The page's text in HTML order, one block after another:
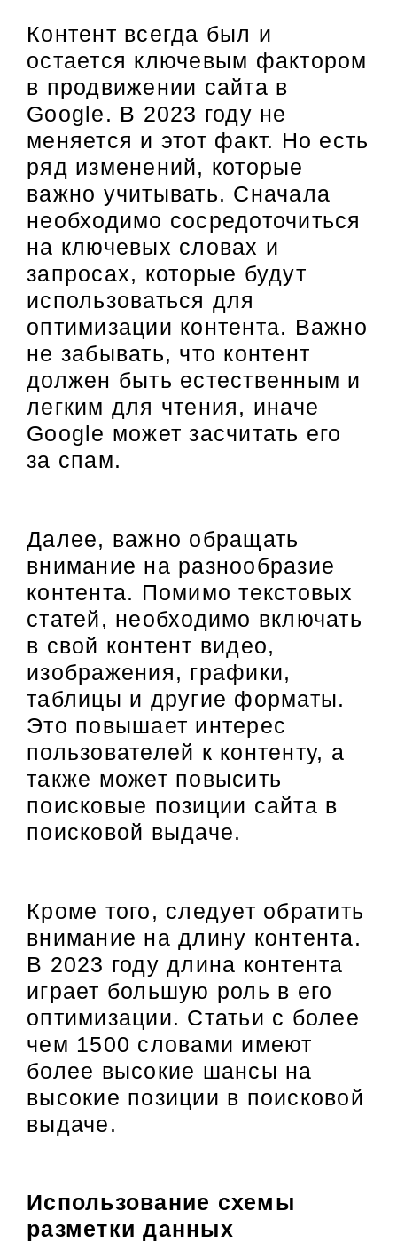
Контент всегда был и
остается ключевым фактором
в продвижении сайта в
Google. В 2023 году не
меняется и этот факт. Но есть
ряд изменений, которые
важно учитывать. Сначала
необходимо сосредоточиться
на ключевых словах и
запросах, которые будут
использоваться для
оптимизации контента. Важно
не забывать, что контент
должен быть естественным и
легким для чтения, иначе
Google может засчитать его
за спам.
Далее, важно обращать
внимание на разнообразие
контента. Помимо текстовых
статей, необходимо включать
в свой контент видео,
изображения, графики,
таблицы и другие форматы.
Это повышает интерес
пользователей к контенту, а
также может повысить
поисковые позиции сайта в
поисковой выдаче.
Кроме того, следует обратить
внимание на длину контента.
В 2023 году длина контента
играет большую роль в его
оптимизации. Статьи с более
чем 1500 словами имеют
более высокие шансы на
высокие позиции в поисковой
выдаче.
Использование схемы
разметки данных